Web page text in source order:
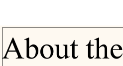
About the